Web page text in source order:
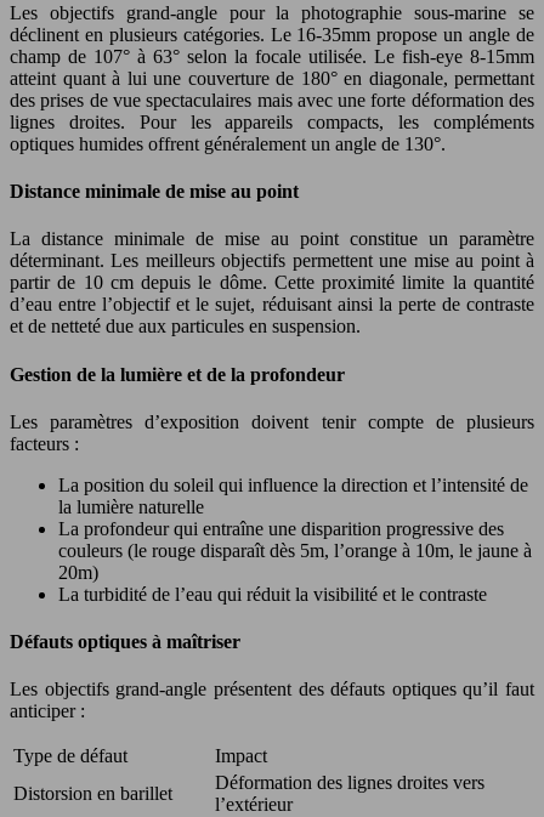
Les objectifs grand-angle pour la photographie sous-marine se
déclinent en plusieurs catégories. Le 16-35mm propose un angle de
champ de 107° à 63° selon la focale utilisée. Le fish-eye 8-15mm
atteint quant à lui une couverture de 180° en diagonale, permettant
des prises de vue spectaculaires mais avec une forte déformation des
lignes droites. Pour les appareils compacts, les compléments
optiques humides offrent généralement un angle de 130°.
Distance minimale de mise au point
La distance minimale de mise au point constitue un paramètre
déterminant. Les meilleurs objectifs permettent une mise au point à
partir de 10 cm depuis le dôme. Cette proximité limite la quantité
d’eau entre l’objectif et le sujet, réduisant ainsi la perte de contraste
et de netteté due aux particules en suspension.
Gestion de la lumière et de la profondeur
Les paramètres d’exposition doivent tenir compte de plusieurs
facteurs :
La position du soleil qui influence la direction et l’intensité de
la lumière naturelle
La profondeur qui entraîne une disparition progressive des
couleurs (le rouge disparaît dès 5m, l’orange à 10m, le jaune à
20m)
La turbidité de l’eau qui réduit la visibilité et le contraste
Défauts optiques à maîtriser
Les objectifs grand-angle présentent des défauts optiques qu’il faut
anticiper :
Type de défaut
Impact
Distorsion en barillet
Déformation des lignes droites vers
l’extérieur